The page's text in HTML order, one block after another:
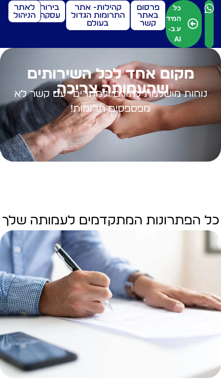
כל
המיד
ע ב-
AI
פרסום
באתר
קשר
קהילות- אתר
התרומות הגדול
בעולם
בירור
עסקה
לאתר
הניהול
מקום אחד לכל השירותים
שהעמותה צריכה.
נוחות מושלמת לתורם ולמתרים- עם קשר לא
מפספסים תרומות!
כל הפתרונות המתקדמים לעמותה שלך